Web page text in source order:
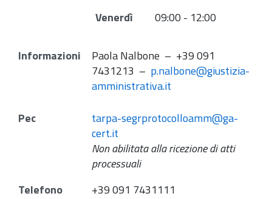
Venerdì
09:00 - 12:00
Informazioni
Paola Nalbone – +39 091
7431213 – p.nalbone@giustizia-
amministrativa.it
Pec
tarpa-segrprotocolloamm@ga-
cert.it
Non abilitata alla ricezione di atti
processuali
Telefono
+39 091 7431111